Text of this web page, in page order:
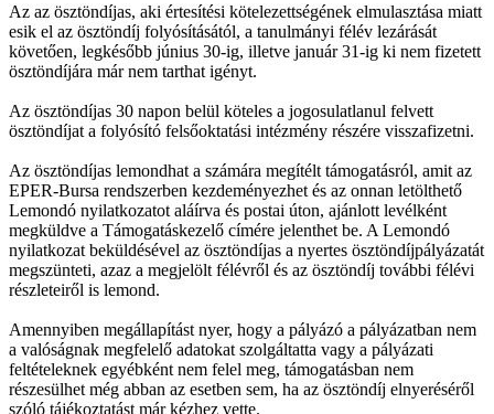
Az az ösztöndíjas, aki értesítési kötelezettségének elmulasztása miatt
esik el az ösztöndíj folyósításától, a tanulmányi félév lezárását
követően, legkésőbb június 30-ig, illetve január 31-ig ki nem fizetett
ösztöndíjára már nem tarthat igényt.
Az ösztöndíjas 30 napon belül köteles a jogosulatlanul felvett
ösztöndíjat a folyósító felsőoktatási intézmény részére visszafizetni.
Az ösztöndíjas lemondhat a számára megítélt támogatásról, amit az
EPER-Bursa rendszerben kezdeményezhet és az onnan letölthető
Lemondó nyilatkozatot aláírva és postai úton, ajánlott levélként
megküldve a Támogatáskezelő címére jelenthet be. A Lemondó
nyilatkozat beküldésével az ösztöndíjas a nyertes ösztöndíjpályázatát
megszünteti, azaz a megjelölt félévről és az ösztöndíj további félévi
részleteiről is lemond.
Amennyiben megállapítást nyer, hogy a pályázó a pályázatban nem
a valóságnak megfelelő adatokat szolgáltatta vagy a pályázati
feltételeknek egyébként nem felel meg, támogatásban nem
részesülhet még abban az esetben sem, ha az ösztöndíj elnyeréséről
szóló tájékoztatást már kézhez vette.